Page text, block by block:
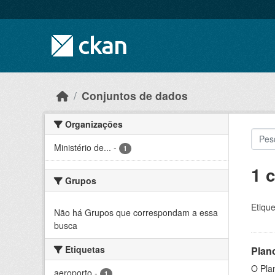
Conjuntos de dados
Organizações
Ministério de... - 1
Grupos
Não há Grupos que correspondam a essa
busca
Etiquetas
aeroporto -
1
O